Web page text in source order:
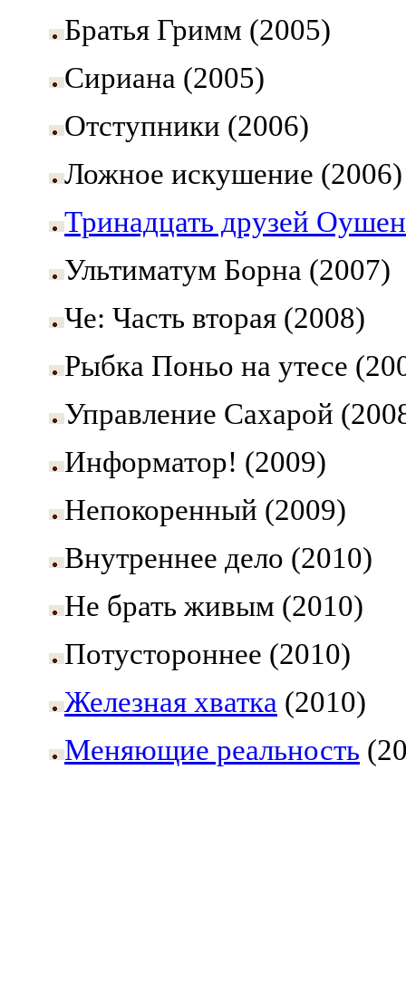
Братья Гримм (2005)
Сириана (2005)
Отступники (2006)
Ложное искушение (2006)
Тринадцать друзей
Ультиматум Борна (2007)
Че: Часть вторая (2008)
Рыбка Поньо на утесе
Управление Сахарой
Информатор! (2009)
Непокоренный (2009)
Внутреннее дело (2010)
Не брать живым (2010)
Потустороннее (2010)
Железная хватка (2010)
Меняющие реальность